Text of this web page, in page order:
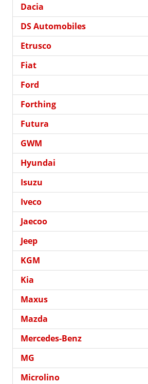
Dacia
DS Automobiles
Etrusco
Fiat
Ford
Forthing
Futura
GWM
Hyundai
Isuzu
Iveco
Jaecoo
Jeep
KGM
Kia
Maxus
Mazda
Mercedes-Benz
MG
Microlino